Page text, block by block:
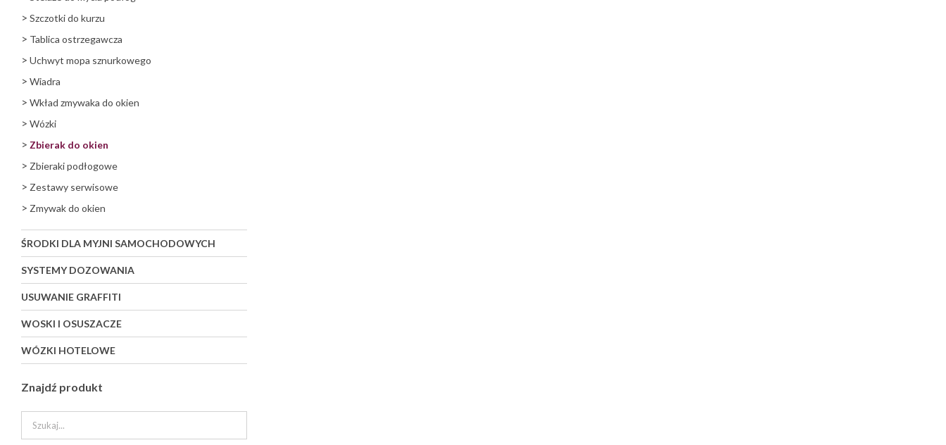
> Szczotki do kurzu
> Tablica ostrzegawcza
> Uchwyt mopa sznurkowego
> Wiadra
> Wkład zmywaka do okien
> Wózki
> Zbierak do okien
> Zbieraki podłogowe
> Zestawy serwisowe
> Zmywak do okien
ŚRODKI DLA MYJNI SAMOCHODOWYCH
SYSTEMY DOZOWANIA
USUWANIE GRAFFITI
WOSKI I OSUSZACZE
WÓZKI HOTELOWE
Znajdź produkt